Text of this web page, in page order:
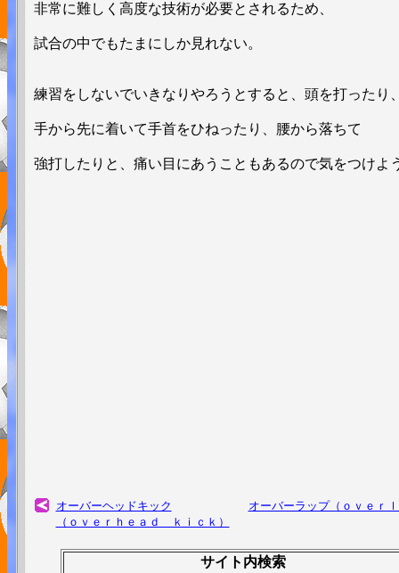
非常に難しく高度な技術が必要とされるため、
試合の中でもたまにしか見れない。
練習をしないでいきなりやろうとすると、頭を打ったり
手から先に着いて手首をひねったり、腰から落ちて
強打したりと、痛い目にあうこともあるので気をつけよ
オーバーヘッドキック
（ｏｖｅｒｈｅａｄ ｋｉｃｋ）
オーバーラップ（ｏｖｅｒ
サイト内検索